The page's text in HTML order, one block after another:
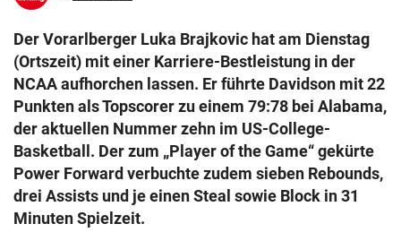
search
eingeben
Muthgasse 2, 1190 Wien
Der Vorarlberger Luka Brajkovic hat am Dienstag
(Ortszeit) mit einer Karriere-Bestleistung in der
NCAA aufhorchen lassen. Er führte Davidson mit 22
Punkten als Topscorer zu einem 79:78 bei Alabama,
der aktuellen Nummer zehn im US-College-
Basketball. Der zum „Player of the Game“ gekürte
Power Forward verbuchte zudem sieben Rebounds,
drei Assists und je einen Steal sowie Block in 31
Minuten Spielzeit.